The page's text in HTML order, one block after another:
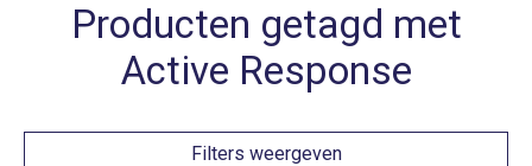
Producten getagd met
Active Response
Filters weergeven